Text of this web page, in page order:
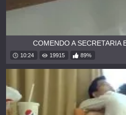
COMENDO A SECRETARIA
10:24 19915 89%